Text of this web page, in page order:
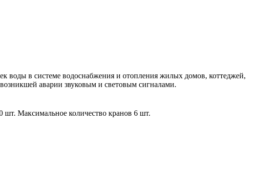
воды в системе водоснабжения и отопления жилых домов, коттеджей,
аварии звуковым и световым сигналами.
шт. Максимальное количество кранов 6 шт.